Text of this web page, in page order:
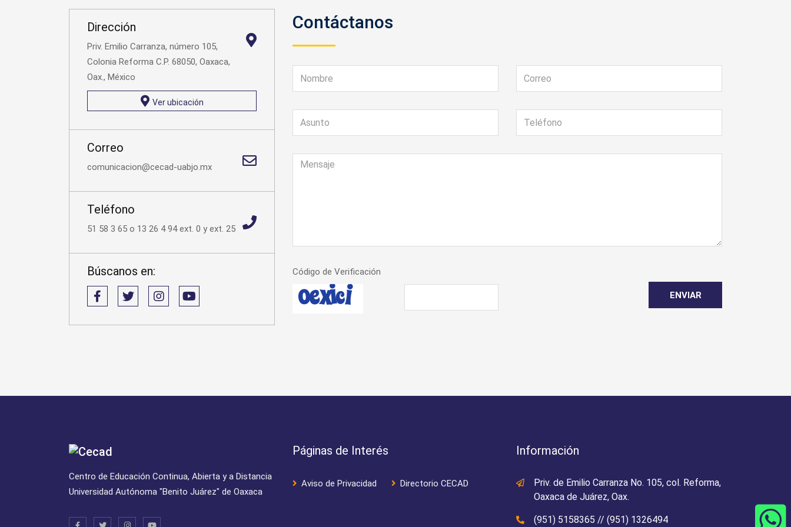
Dirección
Priv. Emilio Carranza, número 105,
Colonia Reforma C.P. 68050, Oaxaca,
Oax., México
Ver ubicación
Correo
comunicacion@cecad-uabjo.mx
Teléfono
51 58 3 65 o 13 26 4 94 ext. 0 y ext. 25
Búscanos en:
Contáctanos
Código de Verificación
ENVIAR
Centro de Educación Continua, Abierta y a Distancia
Universidad Autónoma "Benito Juárez" de Oaxaca
Páginas de Interés
Aviso de Privacidad Directorio CECAD
Información
Priv. de Emilio Carranza No. 105, col. Reforma,
Oaxaca de Juárez, Oax.
(951) 5158365 // (951) 1326494